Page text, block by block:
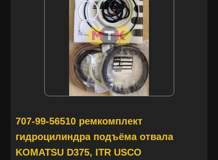
707-99-56510 ремкомплект
гидроцилиндра подъёма отвала
KOMATSU D375, ITR USCO